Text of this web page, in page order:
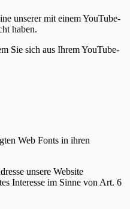
unserer mit einem YouTube-
haben.
Sie sich aus Ihrem YouTube-
Web Fonts in ihren
unsere Website
Interesse im Sinne von Art. 6